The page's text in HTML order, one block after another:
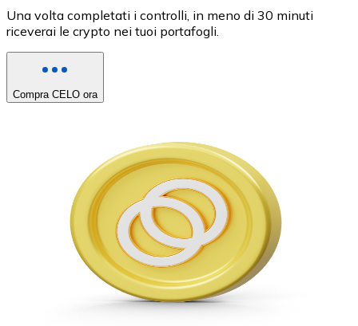
Una volta completati i controlli, in meno di 30 minuti
riceverai le crypto nei tuoi portafogli.
Compra CELO ora